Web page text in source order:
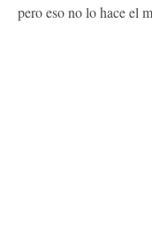
pero eso no lo hace el